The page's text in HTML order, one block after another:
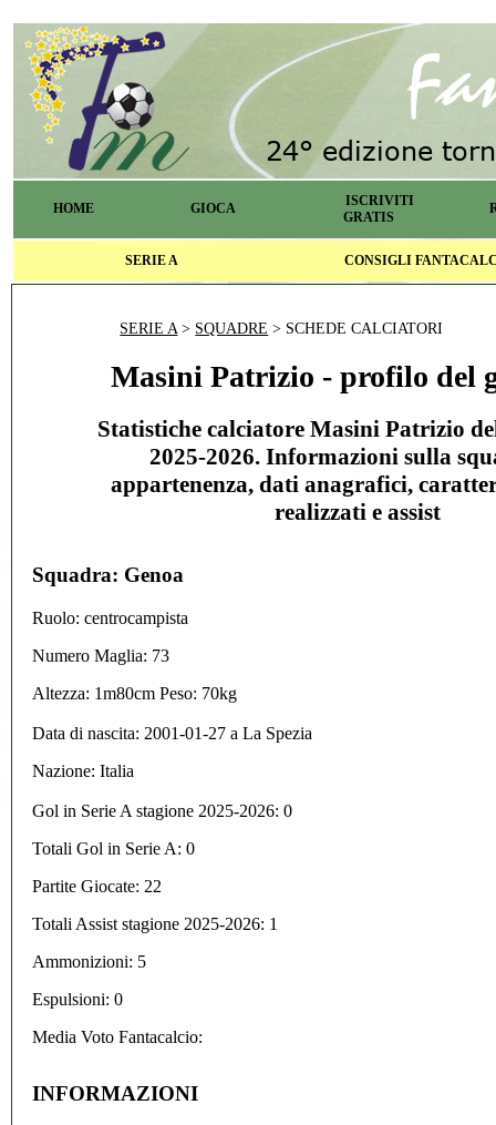
HOME GIOCA
ISCRIVITI
GRATIS
SERIE A CONSIGLI
SERIE A> SQUADRE > SCHEDE CALCIATORI
Masini Patrizio - profilo del
Statistiche calciatore Masini Patrizio
2025-2026. Informazioni sulla
appartenenza, dati anagrafici,
realizzati e assist
Squadra: Genoa
Ruolo: centrocampista
Numero Maglia: 73
Altezza: 1m80cm Peso: 70kg
Data di nascita: 2001-01-27 a La Spezia
Nazione: Italia
Gol in Serie A stagione 2025-2026: 0
Totali Gol in Serie A: 0
Partite Giocate: 22
Totali Assist stagione 2025-2026: 1
Ammonizioni: 5
Espulsioni: 0
Media Voto Fantacalcio:
INFORMAZIONI